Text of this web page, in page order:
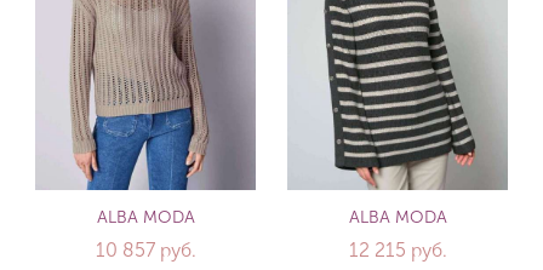
ALBA MODA
10 857 руб.
ALBA MODA
12 215 руб.